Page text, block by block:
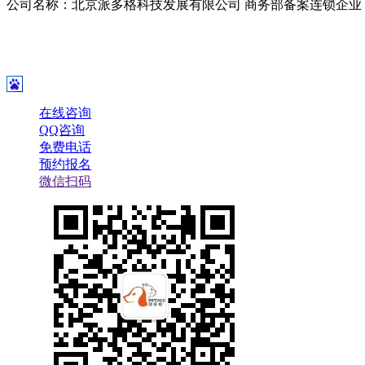
公司名称：北京派多格科技发展有限公司 商务部备案连锁企业
在线咨询
QQ咨询
免费电话
预约报名
微信扫码